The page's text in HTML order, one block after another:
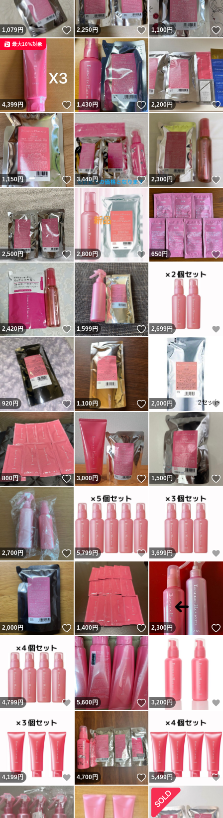
1,079円 いいね！
2,250円 いいね！
1,100円
4,399円 いいね！
最大10%対象
1,430円 いいね！
2,200円
1,150円 いいね！
3,440円 いいね！
2,300円
2,500円 いいね！
2,800円 いいね！
650円
2,420円 いいね！
1,599円 いいね！
2,699円
920円 いいね！
1,100円 いいね！
2,000 円
800円 いいね！
3,000円 いいね！
1,500円
2,700円 いいね！
5,799円 いいね！
3,699円
2,000円 いいね！
1,400円 いいね！
2,300円
4,799円 いいね！
5,600円 いいね！
3,200円
4,199円 いいね！
4,700円 いいね！
5,499円